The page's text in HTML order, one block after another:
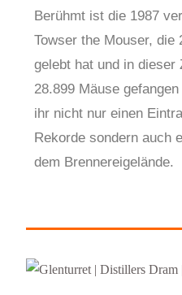
Berühmt ist die 1987
Towser the Mouser,
gelebt hat und in dieser
28.899 Mäuse
ihr nicht nur einen
Rekorde sondern auch
dem Brennereigelände.